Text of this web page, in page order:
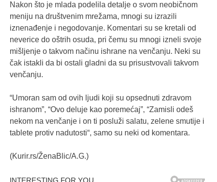
Nakon što je mlada podelila detalje o svom neobičnom
meniju na društvenim mrežama, mnogi su izrazili
iznenađenje i negodovanje. Komentari su se kretali od
neverice do oštrih osuda, pri čemu su mnogi izneli svoje
mišljenje o takvom načinu ishrane na venčanju. Neki su
čak istakli da bi ostali gladni da su prisustvovali takvom
venčanju.
“Umoran sam od ovih ljudi koji su opsednuti zdravom
ishranom”, “Ovo deluje kao poremećaj”, “Zamisli odeš
nekom na venčanje i on ti posluži salatu, zelene smutije i
tablete protiv nadutosti“, samo su neki od komentara.
(Kurir.rs/ŽenaBlic/A.G.)